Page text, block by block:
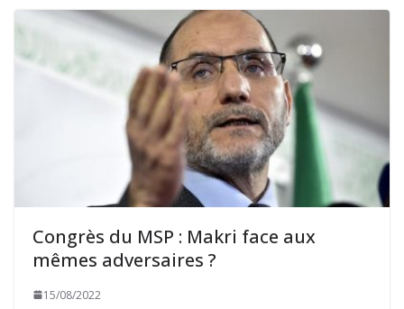
Congrès du MSP : Makri face aux
mêmes adversaires ?
15/08/2022